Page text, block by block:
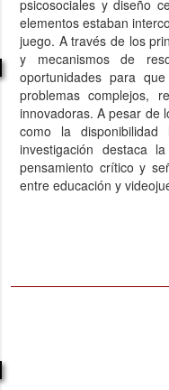
psicosociales y diseño
elementos estaban
juego. A través de los
y mecanismos de
oportunidades para
problemas complejos,
innovadoras. A pesar de
como la disponibilidad
investigación destaca
pensamiento crítico y
entre educación y